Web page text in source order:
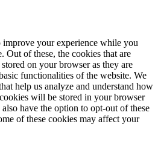
improve your experience while you
Out of these, the cookies that are
on your browser as they are
functionalities of the website. We
help us analyze and understand how
will be stored in your browser
have the option to opt-out of these
of these cookies may affect your